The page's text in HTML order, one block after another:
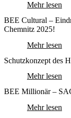
Mehr lesen
BEE Cultural –
Chemnitz 2025!
Mehr lesen
Schutzkonzept des
Mehr lesen
BEE Millionär –
Mehr lesen